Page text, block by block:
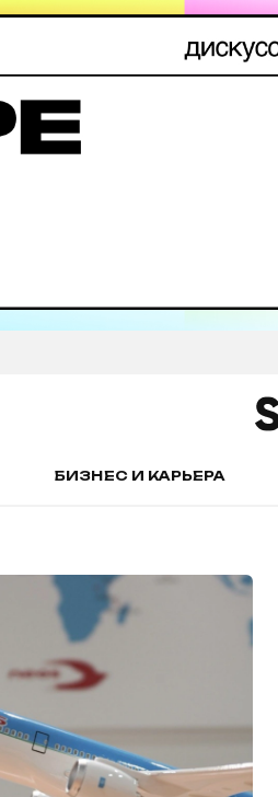
БИЗНЕС И КАРЬЕРА